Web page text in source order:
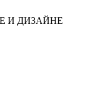
И ДИЗАЙНЕ